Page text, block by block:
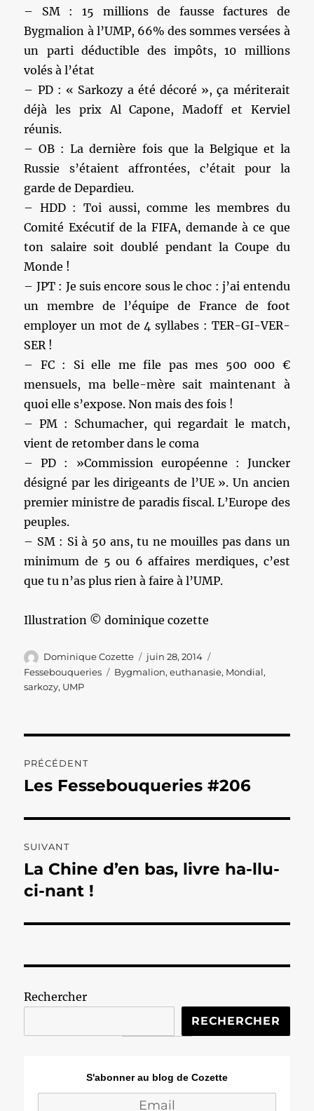
– SM : 15 millions de fausse factures de
Bygmalion à l’UMP, 66% des sommes versées à
un parti déductible des impôts, 10 millions
volés à l’état
– PD : « Sarkozy a été décoré », ça mériterait
déjà les prix Al Capone, Madoff et Kerviel
réunis.
– OB : La dernière fois que la Belgique et la
Russie s’étaient affrontées, c’était pour la
garde de Depardieu.
– HDD : Toi aussi, comme les membres du
Comité Exécutif de la FIFA, demande à ce que
ton salaire soit doublé pendant la Coupe du
Monde !
– JPT : Je suis encore sous le choc : j’ai entendu
un membre de l’équipe de France de foot
employer un mot de 4 syllabes : TER-GI-VER-
SER !
– FC : Si elle me file pas mes 500 000 €
mensuels, ma belle-mère sait maintenant à
quoi elle s’expose. Non mais des fois !
– PM : Schumacher, qui regardait le match,
vient de retomber dans le coma
– PD : »Commission européenne : Juncker
désigné par les dirigeants de l’UE ». Un ancien
premier ministre de paradis fiscal. L’Europe des
peuples.
– SM : Si à 50 ans, tu ne mouilles pas dans un
minimum de 5 ou 6 affaires merdiques, c’est
que tu n’as plus rien à faire à l’UMP.
Illustration © dominique cozette
Auteur
Dominique Cozette
Publié
le
juin 28, 2014
Fessebouqueries
Étiquettes
Bygmalion,euthanasie, Mondial,
sarkozy, UMP
de
PRÉCÉDENT
Publication
Les Fessebouqueries #206
SUIVANT
Publication
suivante :
La Chine d’en bas, livre ha-llu-
ci-nant !
Rechercher
RECHERCHER
S'abonner au blog de Cozette